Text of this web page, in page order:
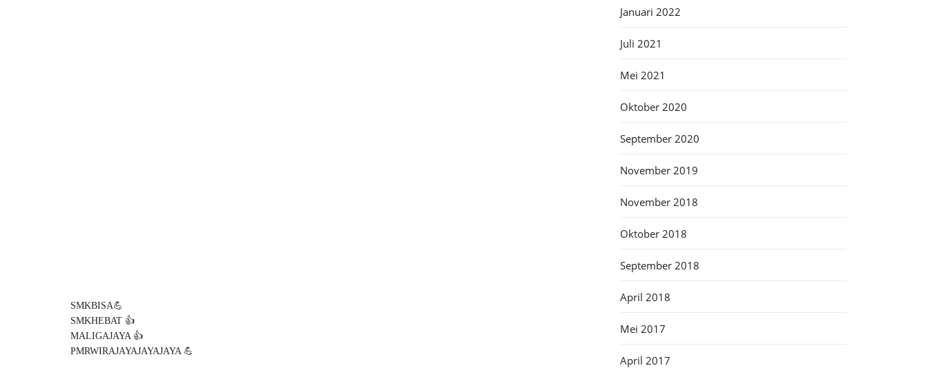
SMKBISA💪
SMKHEBAT 👍
MALIGAJAYA 👍
PMRWIRAJAYAJAYAJAYA 💪
Januari 2022
Juli 2021
Mei 2021
Oktober 2020
September 2020
November 2019
November 2018
Oktober 2018
September 2018
April 2018
Mei 2017
April 2017